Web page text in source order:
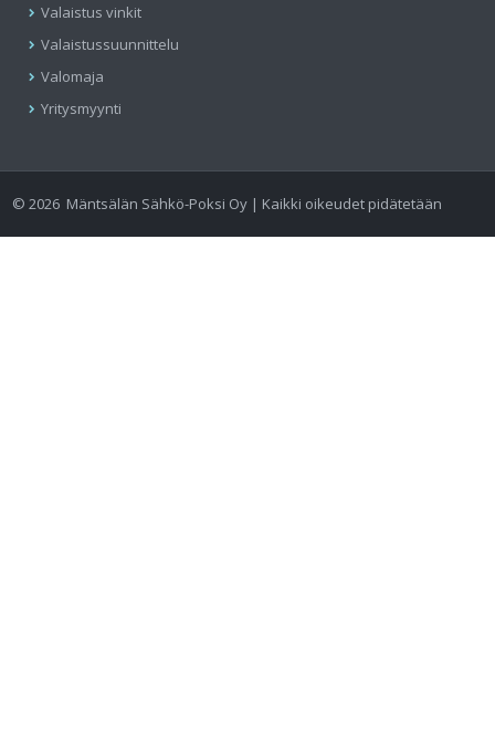
Valaistus vinkit
Valaistussuunnittelu
Valomaja
Yritysmyynti
©2026 Mäntsälän Sähkö-Poksi Oy | Kaikki oikeudet pidätetään